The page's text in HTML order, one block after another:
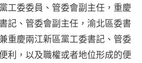
工委委員、管委會副主任，重慶
記、管委會副主任，渝北區委書
重慶兩江新區黨工委書記、管委
利，以及職權或者地位形成的便